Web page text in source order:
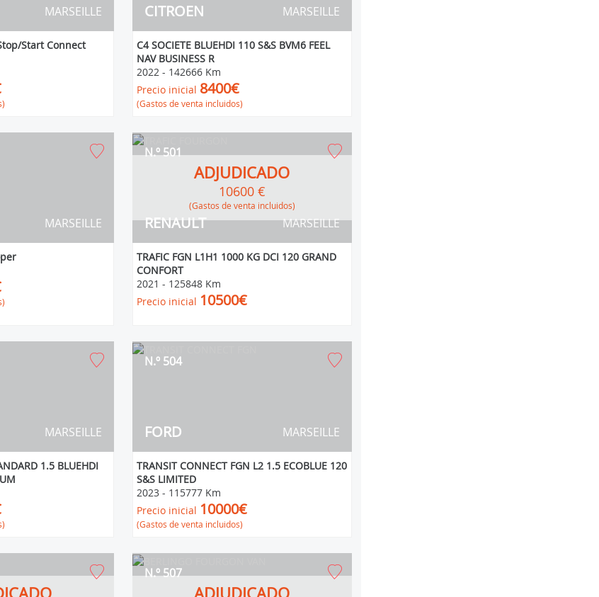
MARSEILLE
Start Connect
CITROEN MARSEILLE
C4 SOCIETE BLUEHDI 110 S&S BVM6 FEEL
NAV BUSINESS R
2022 - 142666 Km
Precio inicial 8400€
(Gastos de venta incluidos)
MARSEILLE RENAULT
N.º 501
MARSEILLE
ADJUDICADO
10600 €
(Gastos de venta incluidos)
TRAFIC FGN L1H1 1000 KG DCI 120 GRAND
CONFORT
2021 - 125848 Km
Precio inicial 10500€
MARSEILLE
1.5 BLUEHDI
FORD
N.º 504
MARSEILLE
TRANSIT CONNECT FGN L2 1.5 ECOBLUE 120
S&S LIMITED
2023- 115777 Km
Precio inicial 10000€
(Gastos de venta incluidos)
N.º 507